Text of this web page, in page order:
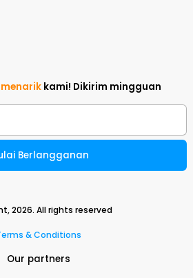
kami! Dikirim mingguan
Berlangganan
2026. All rights reserved
& Conditions
Our partners